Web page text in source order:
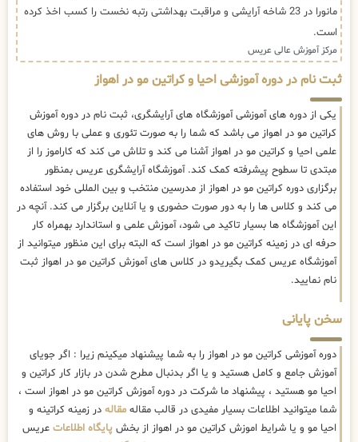
مانورا در 23 شاخه آرایشی و مراقبت بهداشتی رتبه نخست را کسب اخذ کرده
است.
مرکز آموزش عالی عریس
ثبت نام در دوره آموزشی احیا و کراتین مو در اهواز
یکی از دوره های آموزشی آموزشگاه های آرایشگری، ثبت نام در دوره آموزش
کراتین مو در اهواز می باشد که شما را به صورت تئوری و عملی با روش های
علمی احیا و کراتین مو در اهواز آشنا می کند و تلاش می کند که کاراموز را از
مبتدی تا سطوح پیشرفته کمک کند. آموزشگاه آرایشگری عریس بمنظور
برگزاری دوره کراتین مو در اهواز از مدرسین منتخب و بین المللی خود استفاده
می کند و کلاس ها را به دور صورت حضوری و یا آنلاین برگزار می کند. آنچه در
این آموزشگاه ها بسیار تاکید می شود، آموزش علمی و استاندارد بهمراه کار
حرفه ای در زمینه کراتین مو در اهواز است که البته برای این منظور میتوانید از
آموزشگاه عریس کمک بگیریدو در کلاس های آموزش کراتین مو در اهواز ثبت
نام نمایید.
سخن پایانی
دوره آموزشی کراتین مو در اهواز را به شما پیشنهاد میکینم زیرا : اگر جویای
آموزش جامع و کامل هستید و یا اگر بدنبال مطرح شدن در بازار کار کراتین و
احیا مو هستید ، پیشنهاد ما شرکت در دوره آموزش کراتین مو در اهواز است ،
شما میتوانید اطلاعات بسیار مفیدی در قالب مقاله مقاله در زمینه کراتینه و
احیا مو و یا شرایط اموزش کراتین مو در اهواز از بخش پایگاه اطلاعات عریس